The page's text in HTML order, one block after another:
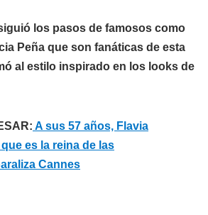
los pasos de famosos como
Peña que son fanáticas de esta
al estilo inspirado en los looks de
A sus 57 años, Flavia
es la reina de las
Cannes